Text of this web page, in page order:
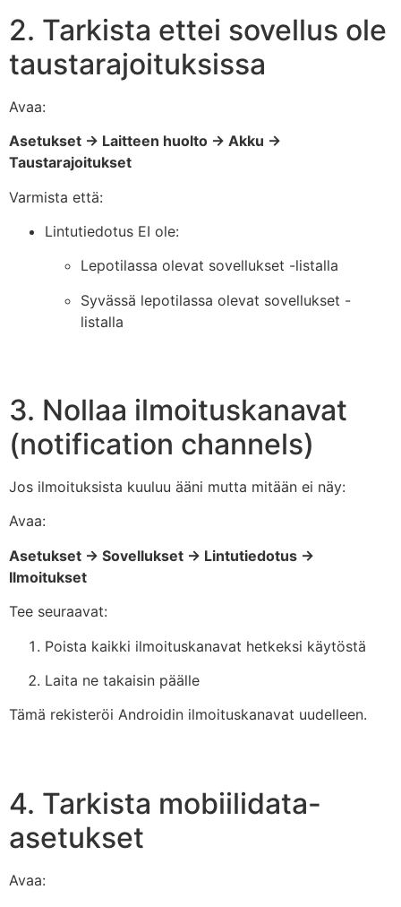
2. Tarkista ettei sovellus ole
taustarajoituksissa
Avaa:
Asetukset → Laitteen huolto → Akku →
Taustarajoitukset
Varmista että:
Lintutiedotus EI ole:
Lepotilassa olevat sovellukset -listalla
Syvässä lepotilassa olevat sovellukset -
listalla
3. Nollaa ilmoituskanavat
(notification channels)
Jos ilmoituksista kuuluu ääni mutta mitään ei näy:
Avaa:
Asetukset → Sovellukset → Lintutiedotus →
Ilmoitukset
Tee seuraavat:
Poista kaikki ilmoituskanavat hetkeksi käytöstä
Laita ne takaisin päälle
Tämä rekisteröi Androidin ilmoituskanavat uudelleen.
4. Tarkista mobiilidata-
asetukset
Avaa: